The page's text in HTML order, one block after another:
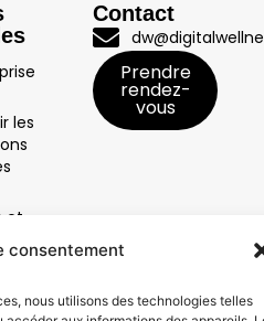
consentement
nous utilisons des technologies telles
les
et
Contact
Prendre
rendez-
vous